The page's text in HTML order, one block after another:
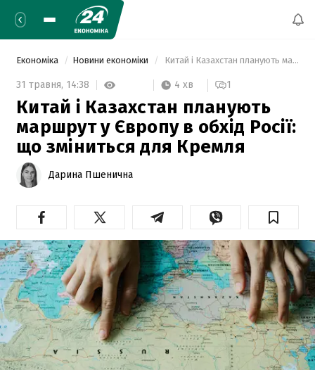
Економіка Новини економіки Китай і Казахстан планують маршрут у Європу в обхід Росії: що зміниться для Кремля
31 травня, 14:38 4 хв 1
Китай і Казахстан планують
маршрут у Європу в обхід Росії:
що зміниться для Кремля
Дарина Пшенична